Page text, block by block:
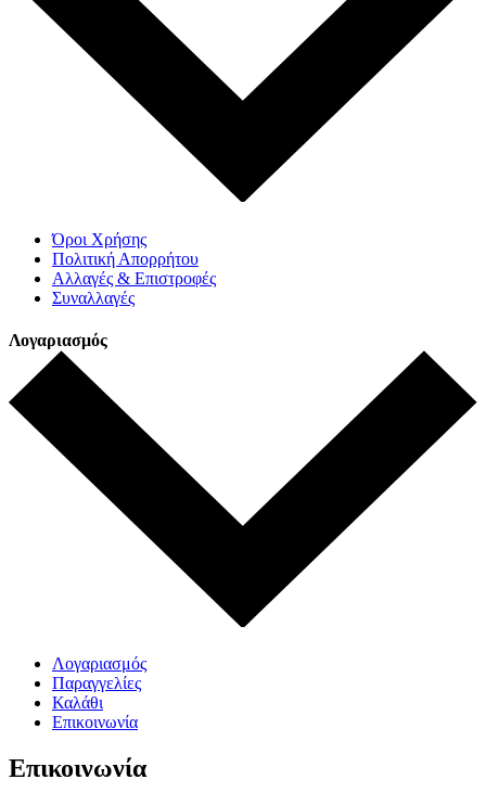
Όροι Χρήσης
Πολιτική Απορρήτου
Αλλαγές & Επιστροφές
Συναλλαγές
Λογαριασμός
Λογαριασμός
Παραγγελίες
Καλάθι
Επικοινωνία
Επικοινωνία